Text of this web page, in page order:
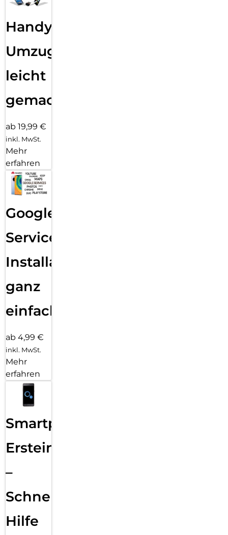
Handy
Umzug
leicht
gemacht!
ab 19,99 €
inkl. MwSt.
Mehr
erfahren
Google
Services
Installation
ganz
einfach
ab 4,99 €
inkl. MwSt.
Mehr
erfahren
Smartphone
Ersteinrichtung
–
Schnelle
Hilfe